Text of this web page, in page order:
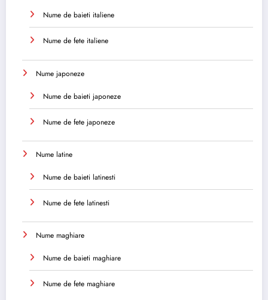
Nume de baieti italiene
Nume de fete italiene
Nume japoneze
Nume de baieti japoneze
Nume de fete japoneze
Nume latine
Nume de baieti latinesti
Nume de fete latinesti
Nume maghiare
Nume de baieti maghiare
Nume de fete maghiare